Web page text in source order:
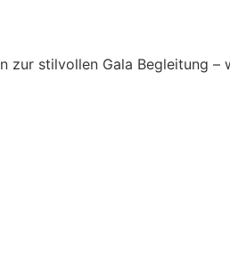
stilvollen Gala Begleitung